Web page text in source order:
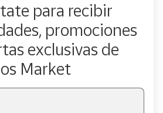
para recibir
promociones
exclusivas de
Market